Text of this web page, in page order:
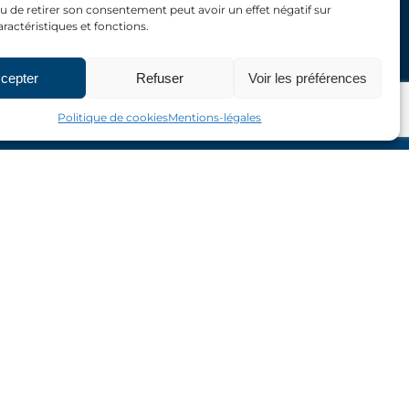
de retirer son consentement peut avoir un effet négatif sur
et fonctions.
Refuser Voir les préférences
Politique de cookiesMentions-légales
Travaux scientifiques
Évènements
Mentions légales